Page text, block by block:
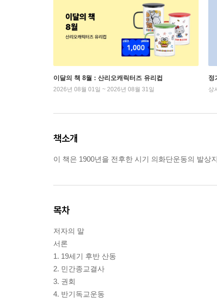
이달의 책 8월 : 산리오캐릭터즈 유리컵
2026년 08월 01일 ~ 2026년 08월 31일
정
상
책소개
이 책은 1900년을 전후한 시기 의화단운동의 발
목차
저자의 말
서론
1. 19세기 후반 산동
2. 민간종교결사
3. 권회
4. 반기독교운동